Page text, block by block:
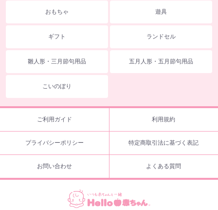
おもちゃ 遊具
ギフト ランドセル
雛人形・三月節句用品 五月人形・五月節句用品
こいのぼり
ご利用ガイド 利用規約
プライバシーポリシー 特定商取引法に基づく表記
お問い合わせ よくある質問